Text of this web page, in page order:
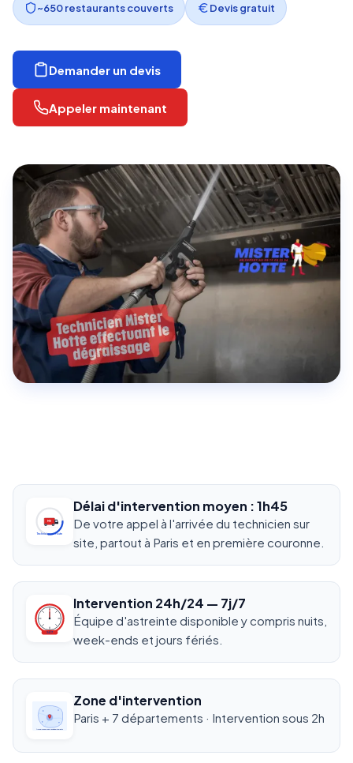
~650 restaurants couverts Devis gratuit
Demander un devis
Appeler maintenant
MH
Technicien en route
Délai d'intervention moyen : 1h45
De votre appel à l'arrivée du technicien sur
site, partout à Paris et en première couronne.
24/7
Intervention 24h/24 — 7j/7
Équipe d'astreinte disponible y compris nuits,
week-ends et jours fériés.
Zone d'intervention
Paris + 7 départements · Intervention sous 2h